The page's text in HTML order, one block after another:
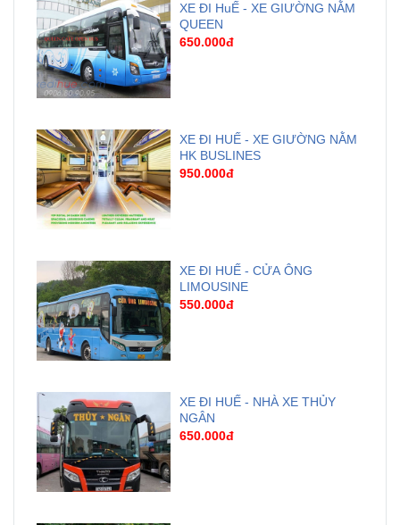
XE ĐI HuẾ - XE GIƯỜNG NẰM
QUEEN
650.000đ
XE ĐI HUẾ - XE GIƯỜNG NẰM
HK BUSLINES
950.000đ
XE ĐI HUẾ - CỬA ÔNG
LIMOUSINE
550.000đ
XE ĐI HUẾ - NHÀ XE THỦY
NGÂN
650.000đ